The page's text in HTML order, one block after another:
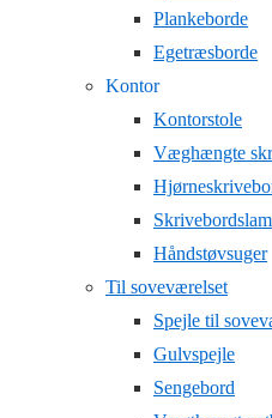
Plankeborde
Egetræsborde
Kontor
Kontorstole
Væghængte
Håndstøvsuger
Til soveværelset
Spejle til
Gulvspejle
Sengebord